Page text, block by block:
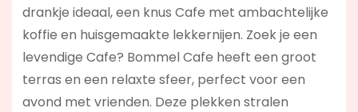
drankje ideaal, een knus Cafe met ambachtelijke
koffie en huisgemaakte lekkernijen. Zoek je een
levendige Cafe? Bommel Cafe heeft een groot
terras en een relaxte sfeer, perfect voor een
avond met vrienden. Deze plekken stralen